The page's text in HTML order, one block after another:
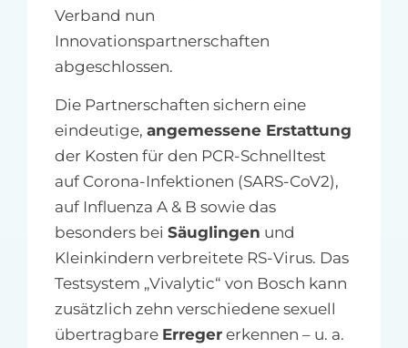
Verband nun
Innovationspartnerschaften
abgeschlossen.
Die Partnerschaften sichern eine
eindeutige, angemessene Erstattung
der Kosten für den PCR-Schnelltest
auf Corona-Infektionen (SARS-CoV2),
auf Influenza A & B sowie das
besonders bei Säuglingen und
Kleinkindern verbreitete RS-Virus. Das
Testsystem „Vivalytic“ von Bosch kann
zusätzlich zehn verschiedene sexuell
übertragbare Erregererkennen – u. a.